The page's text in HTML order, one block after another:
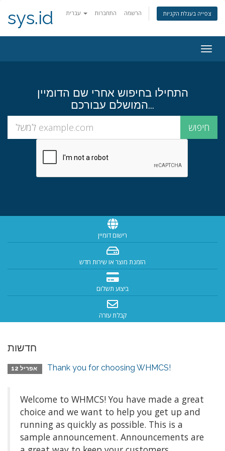
התחברות הרשמה צפייה בעגלת הקניות sys.id
ניווט
התחילו בחיפוש אחרי שם הדומיין
המושלם עבורכם...
רישום דומיין
הזמנת מוצר או שירות חדש
ביצוע תשלום
קבלת עזרה
חדשות
Thank you for choosing WHMCS!
Welcome to WHMCS! You have made a great
choice and we want to help you get up and
running as quickly as possible. This is a
sample announcement. Announcements are